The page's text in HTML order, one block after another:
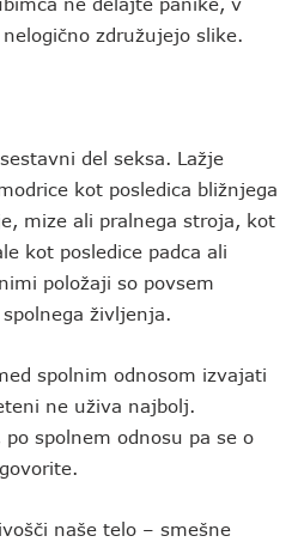
združujejo slike.
del seksa. Lažje
kot posledica bližnjega
mize ali pralnega stroja, kot
kot posledice padca ali
položaji so povsem
življenja.
spolnim odnosom izvajati
ne uživa najbolj.
spolnem odnosu pa se o
naše telo – smešne